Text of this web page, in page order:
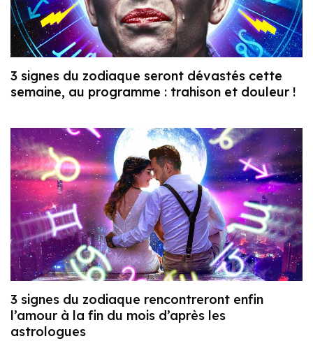
3 signes du zodiaque seront dévastés cette
semaine, au programme : trahison et douleur !
3 signes du zodiaque rencontreront enfin
l’amour à la fin du mois d’après les
astrologues